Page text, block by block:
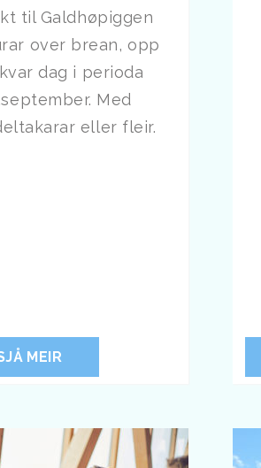
til Galdhøpiggen
over brean, opp
dag i perioda
Med
eller fleir.
MEIR